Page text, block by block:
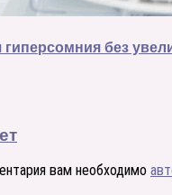
гиперсомния без
вам необходимо